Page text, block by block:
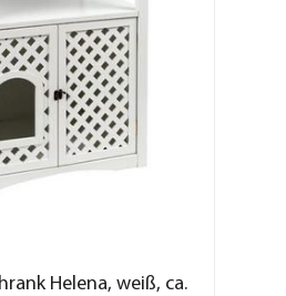
Helena, weiß, ca.